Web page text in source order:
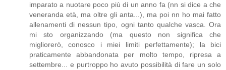
imparato a nuotare poco più di un anno fa (nn si dice a che
veneranda età, ma oltre gli anta...), ma poi nn ho mai fatto
allenamenti di nessun tipo, ogni tanto qualche vasca. Ora
mi sto organizzando (ma questo non significa che
migliorerò, conosco i miei limiti perfettamente); la bici
praticamente abbandonata per molto tempo, ripresa a
settembre... e purtroppo ho avuto possibilità di fare un solo